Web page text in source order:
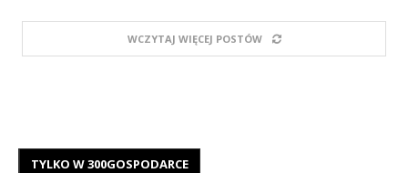
WCZYTAJ WIĘCEJ POSTÓW
TYLKO W 300GOSPODARCE